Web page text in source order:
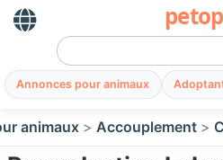
Annonces pour animaux
animaux Accouplement